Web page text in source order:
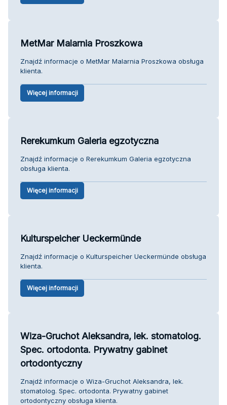
MetMar Malarnia Proszkowa
Znajdź informacje o MetMar Malarnia Proszkowa obsługa
klienta.
Więcej informacji
Rerekumkum Galeria egzotyczna
Znajdź informacje o Rerekumkum Galeria egzotyczna
obsługa klienta.
Więcej informacji
Kulturspeicher Ueckermünde
Znajdź informacje o Kulturspeicher Ueckermünde obsługa
klienta.
Więcej informacji
Wiza-Gruchot Aleksandra, lek. stomatolog.
Spec. ortodonta. Prywatny gabinet
ortodontyczny
Znajdź informacje o Wiza-Gruchot Aleksandra, lek.
stomatolog. Spec. ortodonta. Prywatny gabinet
ortodontyczny obsługa klienta.